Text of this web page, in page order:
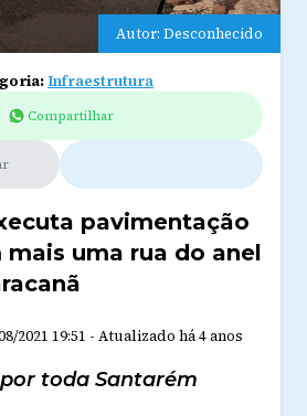
Autor: Desconhecido
Infraestrutura
Compartilhar
pavimentação
uma rua do anel
2021 19:51 - Atualizado há 4 anos
toda Santarém